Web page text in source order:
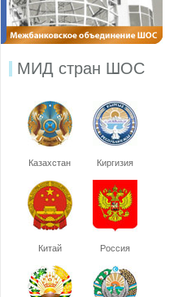
МИД стран ШОС
Казахстан Киргизия
Китай Россия